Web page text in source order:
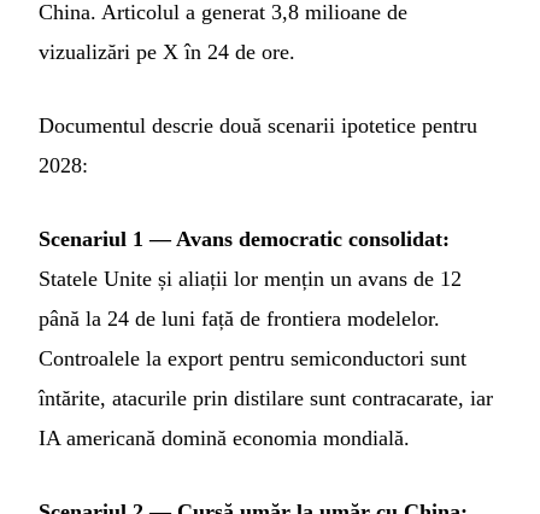
China. Articolul a generat 3,8 milioane de
vizualizări pe X în 24 de ore.
Documentul descrie două scenarii ipotetice pentru
2028:
Scenariul 1 — Avans democratic consolidat:
Statele Unite și aliații lor mențin un avans de 12
până la 24 de luni față de frontiera modelelor.
Controalele la export pentru semiconductori sunt
întărite, atacurile prin distilare sunt contracarate, iar
IA americană domină economia mondială.